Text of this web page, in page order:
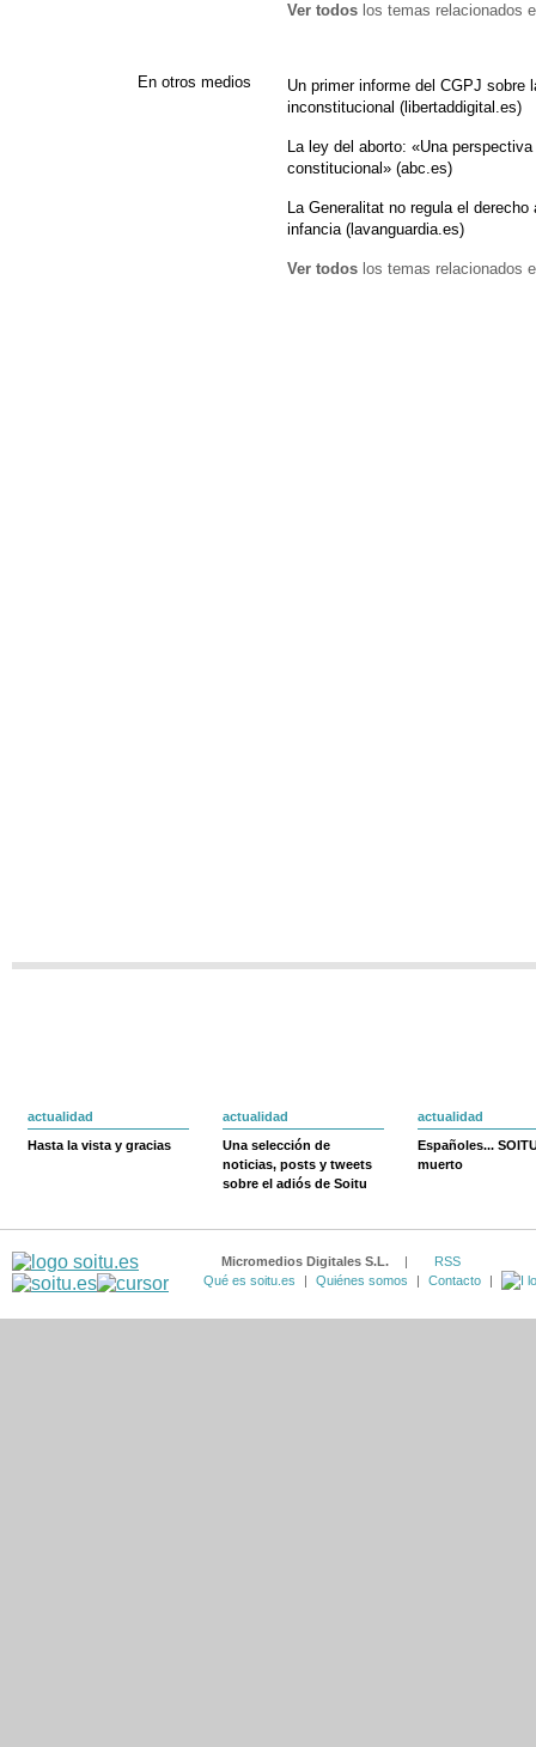
Ver todos los temas relacionados
En otros medios
Un primer informe del CGPJ sobre
inconstitucional (libertaddigital.es)
La ley del aborto: «Una
constitucional» (abc.es)
La Generalitat no regula el
infancia (lavanguardia.es)
Ver todos los temas relacionados
actualidad
Hasta la vista y gracias
actualidad
Una selección de
noticias, posts y tweets
sobre el adiós de Soitu
actualidad
Españoles...
muerto
Micromedios Digitales S.L. |
RSS
Qué es soitu.es
| Quiénes somos | Contacto |